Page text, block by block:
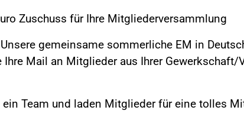
Zuschuss für Ihre Mitgliederversammlung
gemeinsame sommerliche EM in
Ihre Mail an Mitglieder aus Ihrer Gewerkschaft/
ein Team und laden Mitglieder für eine tolles